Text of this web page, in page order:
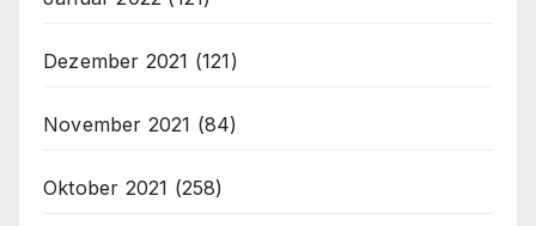
Dezember 2021 (121)
November 2021 (84)
Oktober 2021 (258)